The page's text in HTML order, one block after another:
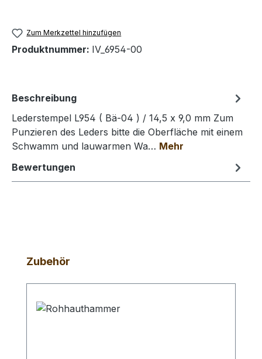
Zum Merkzettel hinzufügen
Produktnummer: IV_6954-00
Beschreibung
Lederstempel L954 ( Bä-04 ) / 14,5 x 9,0 mm Zum
Punzieren des Leders bitte die Oberfläche mit einem
Schwamm und lauwarmen Wa… Mehr
Bewertungen
Produktgalerie überspringen
Zubehör